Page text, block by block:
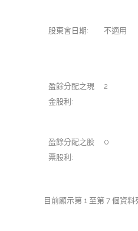
股東會日期: 不適用
盈餘分配之現
金股利:
2
盈餘分配之股
票股利:
0
目前顯示第 1 至第 7 個資